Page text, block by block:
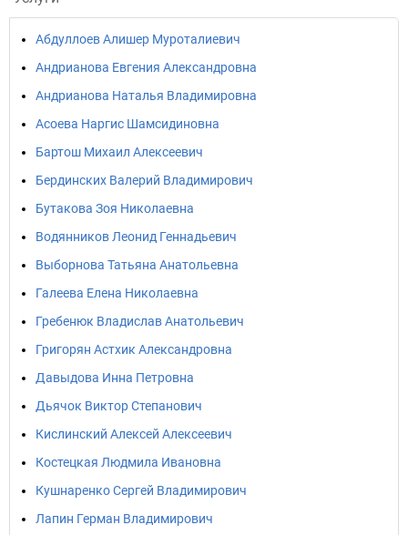
Абдуллоев Алишер Муроталиевич
Андрианова Евгения Александровна
Андрианова Наталья Владимировна
Асоева Наргис Шамсидиновна
Бартош Михаил Алексеевич
Бердинских Валерий Владимирович
Бутакова Зоя Николаевна
Водянников Леонид Геннадьевич
Выборнова Татьяна Анатольевна
Галеева Елена Николаевна
Гребенюк Владислав Анатольевич
Григорян Астхик Александровна
Давыдова Инна Петровна
Дьячок Виктор Степанович
Кислинский Алексей Алексеевич
Костецкая Людмила Ивановна
Кушнаренко Сергей Владимирович
Лапин Герман Владимирович